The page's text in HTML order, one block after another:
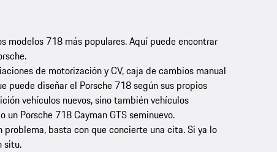
modelos 718 más populares. Aquí puede encontrar
de motorización y CV, caja de cambios manual
diseñar el Porsche 718 según sus propios
vehículos nuevos, sino también vehículos
un Porsche 718 Cayman GTS seminuevo.
basta con que concierte una cita. Si ya lo
situ.